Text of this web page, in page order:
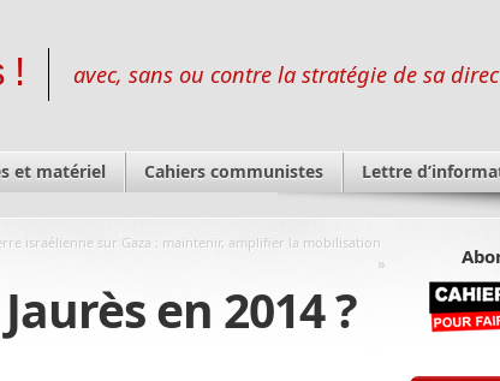
! avec, sans ou contre la stratégie de sa
et matériel Cahiers communistes Lettre
israélienne sur Gaza : maintenir, amplifier la mobilisation
»
en 2014 ?